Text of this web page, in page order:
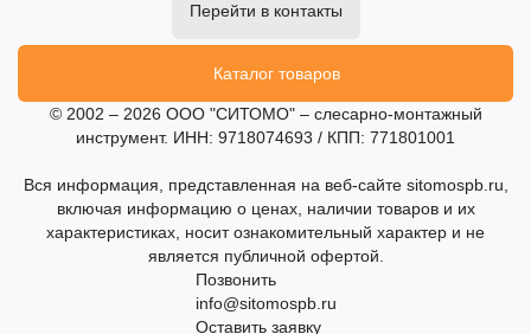
Перейти в контакты
Каталог товаров
© 2002 – 2026 ООО "СИТОМО" – слесарно-монтажный
инструмент. ИНН: 9718074693 / КПП: 771801001
Вся информация, представленная на веб-сайте sitomospb.ru,
включая информацию о ценах, наличии товаров и их
характеристиках, носит ознакомительный характер и не
является публичной офертой.
Позвонить
info@sitomospb.ru
Оставить заявку